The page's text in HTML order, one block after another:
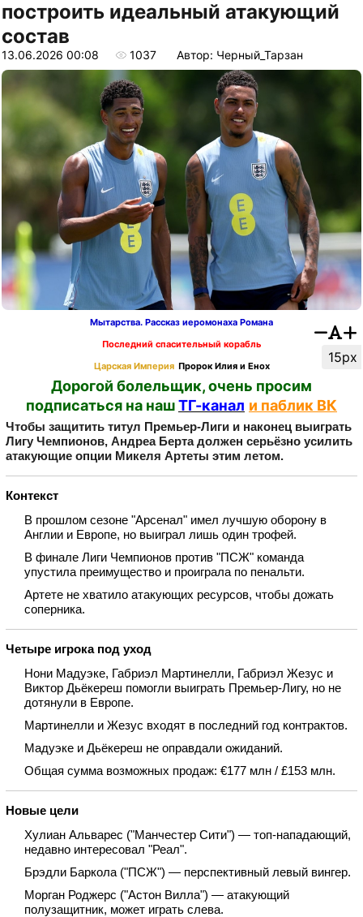
построить идеальный атакующий
состав
13.06.2026 00:08 1037 Автор: Черный_Тарзан
15px
Мытарства. Рассказ иеромонаха Романа
Последний спасительный корабль
Царская Империя Пророк Илия и Енох
Дорогой болельщик, очень просим
подписаться на нашТГ-канал и паблик ВК
Чтобы защитить титул Премьер‑Лиги и наконец выиграть
Лигу Чемпионов, Андреа Берта должен серьёзно усилить
атакующие опции Микеля Артеты этим летом.
Контекст
В прошлом сезоне "Арсенал" имел лучшую оборону в
Англии и Европе, но выиграл лишь один трофей.
В финале Лиги Чемпионов против "ПСЖ" команда
упустила преимущество и проиграла по пенальти.
Артете не хватило атакующих ресурсов, чтобы дожать
соперника.
Четыре игрока под уход
Нони Мадуэке, Габриэл Мартинелли, Габриэл Жезус и
Виктор Дьёкереш помогли выиграть Премьер‑Лигу, но не
дотянули в Европе.
Мартинелли и Жезус входят в последний год контрактов.
Мадуэке и Дьёкереш не оправдали ожиданий.
Общая сумма возможных продаж: €177 млн / £153 млн.
Новые цели
Хулиан Альварес ("Манчестер Сити") — топ‑нападающий,
недавно интересовал "Реал".
Брэдли Баркола ("ПСЖ") — перспективный левый вингер.
Морган Роджерс ("Астон Вилла") — атакующий
полузащитник, может играть слева.